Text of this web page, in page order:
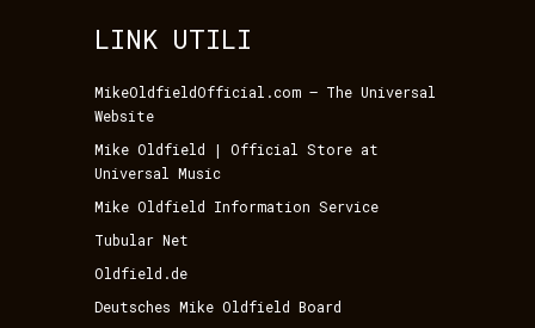
LINK UTILI
MikeOldfieldOfficial.com – The Universal
Website
Mike Oldfield | Official Store at
Universal Music
Mike Oldfield Information Service
Tubular Net
Oldfield.de
Deutsches Mike Oldfield Board